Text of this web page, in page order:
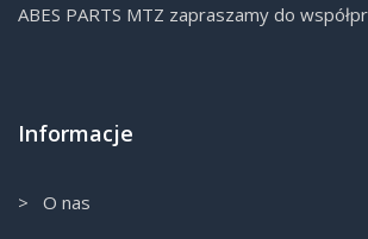
ABES PARTS MTZ zapraszamy do
Informacje
> O nas